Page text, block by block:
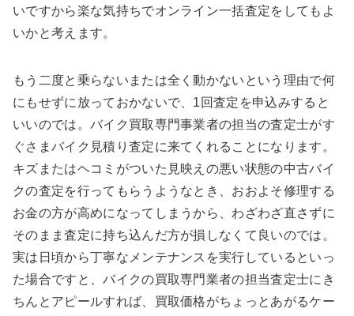
いですから楽な気持ちでオンライン一括査定をしてもよ
いかと考えます。
もう二度と乗らないまたは全く動かないという理由で何
にもせずに放っておかないで、1回査定を申込みすると
いいのでは。バイク買取専門事業者の担当の査定士がす
ぐさまバイク見積り査定に来てくれることになります。
キズまたはヘコミがついた見映えの悪い状態の中古バイ
クの査定を行ってもらうようなとき、おおよそ修理する
お金の方が高めになってしまうから、わざわざ直さずに
そのまま査定に持ち込んだ方が損しなくて良いのでは。
実は日頃から丁寧なメンテナンスを実行しているといっ
た場合ですと、バイクの買取専門業者の担当査定士にき
ちんとアピールすれば、買取価格がちょっとあがるケー